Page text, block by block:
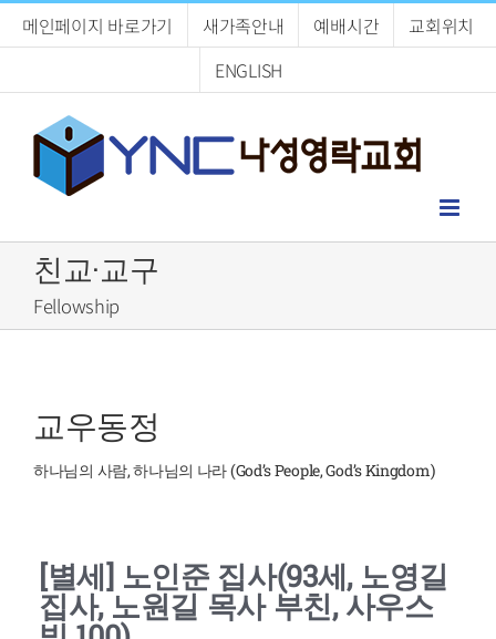
메인페이지 바로가기 새가족안내 예배시간
교회위치
ENGLISH
친교·교구
Fellowship
교우동정
하나님의 사람, 하나님의 나라 (God’s People, God’s Kingdom)
[별세] 노인준 집사(93세, 노영길
집사, 노원길 목사 부친, 사우스